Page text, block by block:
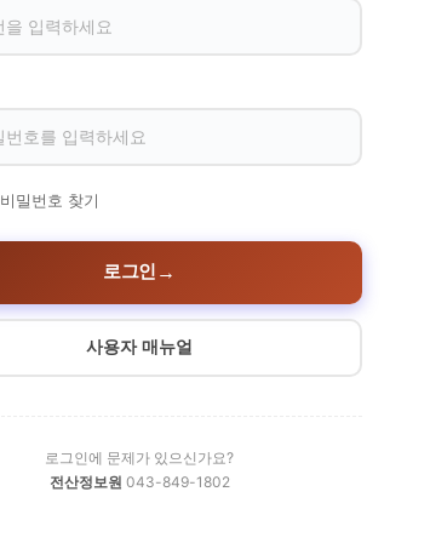
비밀번호 찾기
로그인 →
사용자 매뉴얼
로그인에 문제가 있으신가요?
전산정보원 043-849-1802